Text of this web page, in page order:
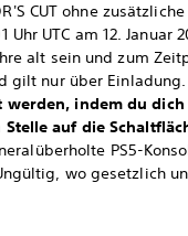
CUT ohne
UTC am 12. Januar
alt sein und zum
gilt nur über Einladung.
indem du
auf die
PS5-
wo gesetzlich